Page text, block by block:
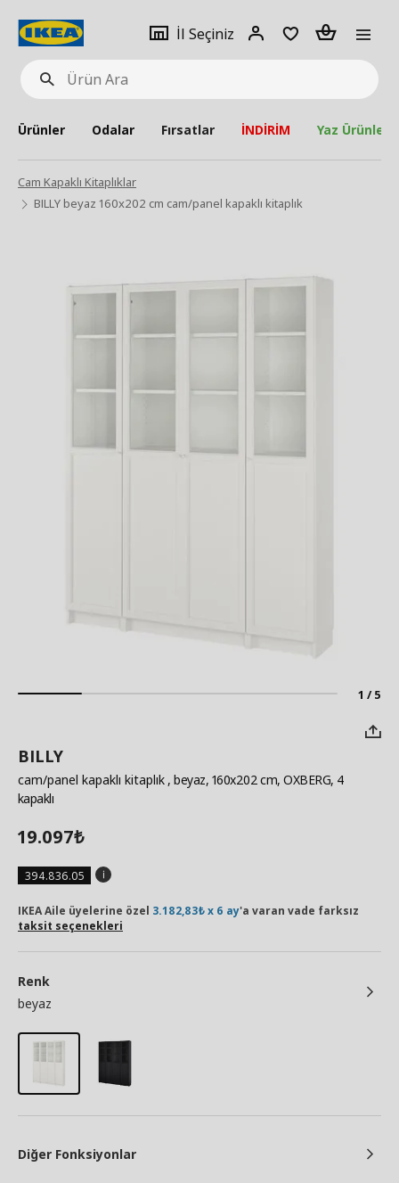
Ürün
Ara
İl Seçiniz
Giriş
Adet
Ürünler Odalar Fırsatlar İNDİRİM Yaz Ürünleri
Cam Kapaklı Kitaplıklar
BILLY beyaz 160x202 cm cam/panel kapaklı kitaplık
1 / 5
BILLY
cam/panel kapaklı kitaplık , beyaz, 160x202 cm, OXBERG, 4
kapaklı
19.097₺
394.836.05
IKEA Aile üyelerine özel 3.182,83₺ x 6 ay'a varan vade farksız
taksit seçenekleri
Renk
beyaz
Diğer Fonksiyonlar